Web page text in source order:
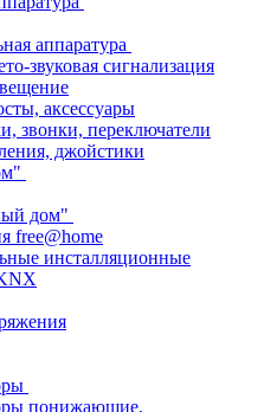
аппаратура
звуковая сигнализация
аксессуары
звонки, переключатели
джойстики
дом"
free@home
инсталляционные
понижающие,